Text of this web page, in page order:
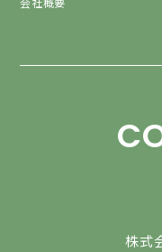
株式